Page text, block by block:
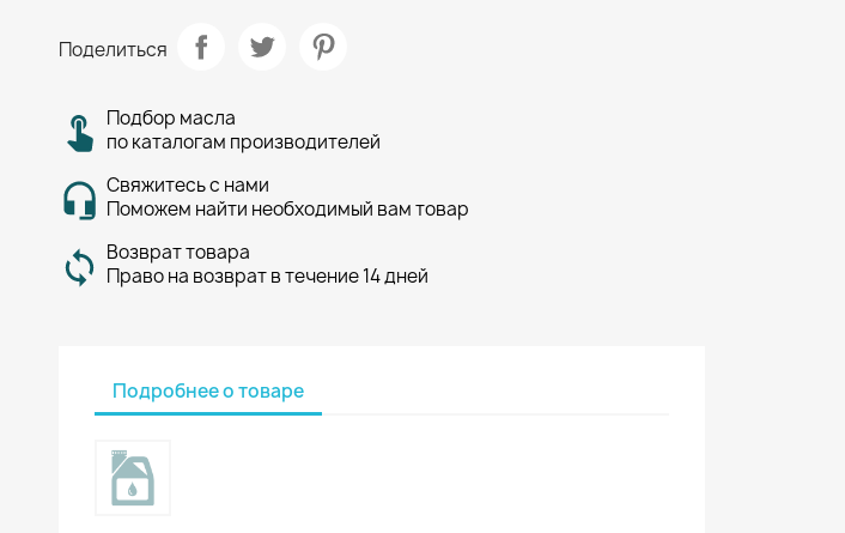
Поделиться
Подбор масла
по каталогам производителей
Свяжитесь с нами
Поможем найти необходимый вам товар
Возврат товара
Право на возврат в течение 14 дней
Подробнее о товаре